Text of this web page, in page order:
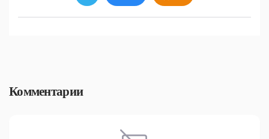
Комментарии